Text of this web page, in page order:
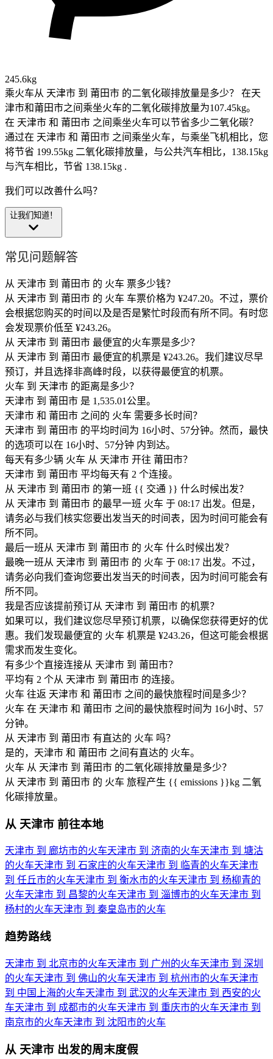
245.6kg
乘火车从 天津市 到 莆田市 的二氧化碳排放量是多少？
在天
津市和莆田市之间乘坐火车的二氧化碳排放量为107.45kg。
在 天津市 和 莆田市 之间乘坐火车可以节省多少二氧化碳？
通过在 天津市 和 莆田市 之间乘坐火车，与乘坐飞机相比，您
将节省 199.55kg 二氧化碳排放量，与公共汽车相比，138.15kg
与汽车相比，节省 138.15kg .
我们可以改善什么吗？
让我们知道！
常见问题解答
从 天津市 到 莆田市 的 火车 票多少钱？
从 天津市 到 莆田市 的 火车 车票价格为 ¥247.20。不过，票价
会根据您购买的时间以及是否是繁忙时段而有所不同。有时您
会发现票价低至 ¥243.26。
从 天津市 到 莆田市 最便宜的火车票是多少？
从 天津市 到 莆田市 最便宜的机票是 ¥243.26。我们建议尽早
预订，并且选择非高峰时段，以获得最便宜的机票。
火车 到 天津市 的距离是多少？
天津市 到 莆田市 是 1,535.01公里。
天津市 和 莆田市 之间的 火车 需要多长时间？
天津市 到 莆田市 的平均时间为 16小时、57分钟。然而，最快
的选项可以在 16小时、57分钟 内到达。
每天有多少辆 火车 从 天津市 开往 莆田市？
天津市 到 莆田市 平均每天有 2 个连接。
从 天津市 到 莆田市 的第一班 {{ 交通 }} 什么时候出发？
从 天津市 到 莆田市 的最早一班 火车 于 08:17 出发。但是，
请务必与我们核实您要出发当天的时间表，因为时间可能会有
所不同。
最后一班从 天津市 到 莆田市 的 火车 什么时候出发？
最晚一班从 天津市 到 莆田市 的 火车 于 08:17 出发。不过，
请务必向我们查询您要出发当天的时间表，因为时间可能会有
所不同。
我是否应该提前预订从 天津市 到 莆田市 的机票？
如果可以，我们建议您尽早预订机票，以确保您获得更好的优
惠。我们发现最便宜的 火车 机票是 ¥243.26，但这可能会根据
需求而发生变化。
有多少个直接连接从 天津市 到 莆田市？
平均有 2 个从 天津市 到 莆田市 的连接。
火车 往返 天津市 和 莆田市 之间的最快旅程时间是多少？
火车 在 天津市 和 莆田市 之间的最快旅程时间为 16小时、57
分钟。
从 天津市 到 莆田市 有直达的 火车 吗？
是的，天津市 和 莆田市 之间有直达的 火车。
火车 从 天津市 到 莆田市 的二氧化碳排放量是多少？
从 天津市 到 莆田市 的 火车 旅程产生 {{ emissions }}kg 二氧
化碳排放量。
从 天津市 前往本地
天津市 到 廊坊市的火车天津市 到 济南的火车天津市 到 塘沽
的火车天津市 到 石家庄的火车天津市 到 临青的火车天津市
到 任丘市的火车天津市 到 衡水市的火车天津市 到 杨柳青的
火车天津市 到 昌黎的火车天津市 到 淄博市的火车天津市 到
杨村的火车天津市 到 秦皇岛市的火车
趋势路线
天津市 到 北京市的火车天津市 到 广州的火车天津市 到 深圳
的火车天津市 到 佛山的火车天津市 到 杭州市的火车天津市
到 中国上海的火车天津市 到 武汉的火车天津市 到 西安的火
车天津市 到 成都市的火车天津市 到 重庆市的火车天津市 到
南京市的火车天津市 到 沈阳市的火车
从 天津市 出发的周末度假